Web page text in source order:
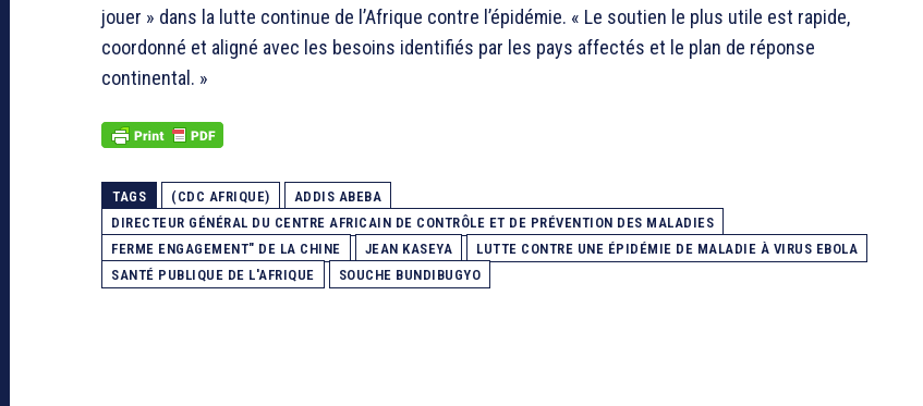
jouer » dans la lutte continue de l’Afrique contre l’épidémie. « Le soutien le plus utile est rapide,
coordonné et aligné avec les besoins identifiés par les pays affectés et le plan de réponse
continental. »
TAGS (CDC AFRIQUE)
ADDIS ABEBA
DIRECTEUR GÉNÉRAL DU CENTRE AFRICAIN DE CONTRÔLE ET DE PRÉVENTION DES MALADIES
FERME ENGAGEMENT" DE LA CHINE
JEAN KASEYA
LUTTE CONTRE UNE ÉPIDÉMIE DE MALADIE À VIRUS EBOLA
SANTÉ PUBLIQUE DE L'AFRIQUE
SOUCHE BUNDIBUGYO